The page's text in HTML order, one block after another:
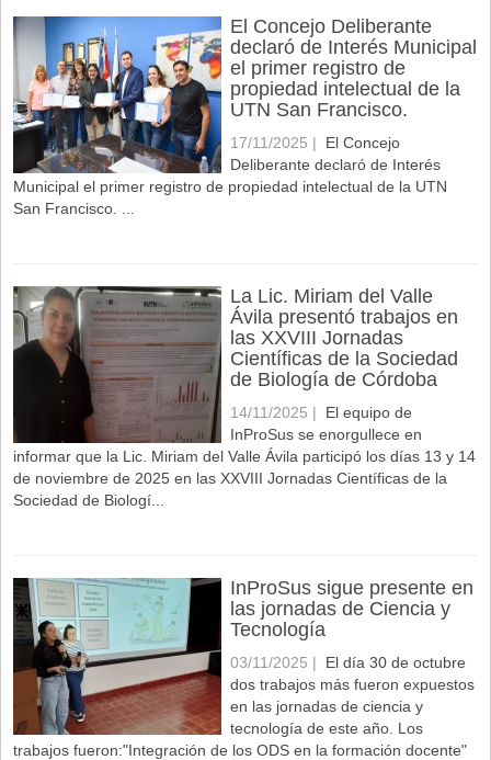
El Concejo Deliberante
declaró de Interés Municipal
el primer registro de
propiedad intelectual de la
UTN San Francisco.
17/11/2025 |
El Concejo
Deliberante declaró de Interés
Municipal el primer registro de propiedad intelectual de la UTN
San Francisco. ...
La Lic. Miriam del Valle
Ávila presentó trabajos en
las XXVIII Jornadas
Científicas de la Sociedad
de Biología de Córdoba
14/11/2025 |
El equipo de
InProSus se enorgullece en
informar que la Lic. Miriam del Valle Ávila participó los días 13 y 14
de noviembre de 2025 en las XXVIII Jornadas Científicas de la
Sociedad de Biologí...
InProSus sigue presente en
las jornadas de Ciencia y
Tecnología
03/11/2025 |
El día 30 de octubre
dos trabajos más fueron expuestos
en las jornadas de ciencia y
tecnología de este año. Los
trabajos fueron:"Integración de los ODS en la formación docente"